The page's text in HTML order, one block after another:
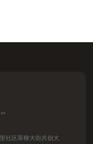
社区翠柳大街共创大